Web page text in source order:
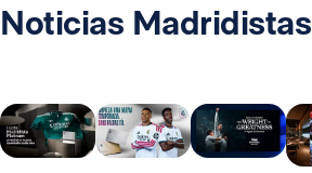
Noticias Madridistas